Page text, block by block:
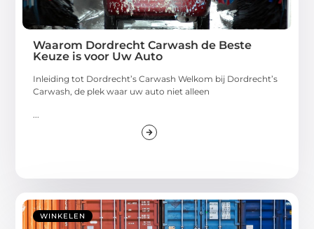
Waarom Dordrecht Carwash de Beste
Keuze is voor Uw Auto
Inleiding tot Dordrecht’s Carwash Welkom bij Dordrecht’s
Carwash, de plek waar uw auto niet alleen
WINKELEN